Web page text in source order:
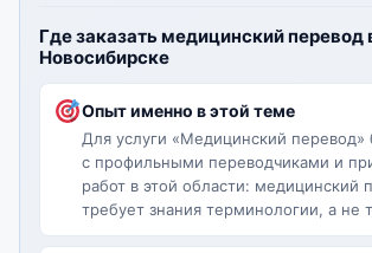
Где заказать медицинский перевод
Новосибирске
Опыт именно в этой теме
Для услуги «Медицинский перевод»
с профильными переводчиками и
работ в этой области: медицинский
требует знания терминологии, а не